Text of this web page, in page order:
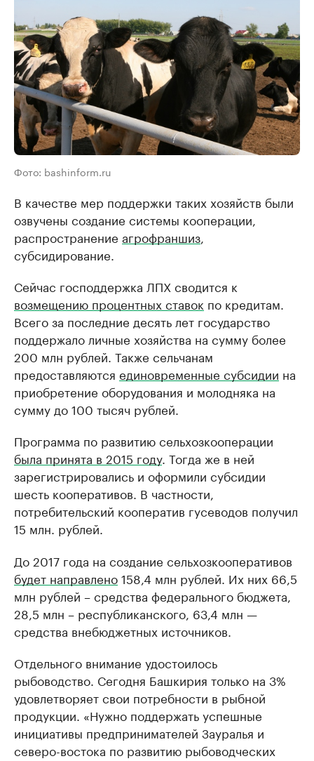
Фото: bashinform.ru
В качестве мер поддержки таких хозяйств были
озвучены создание системы кооперации,
распространение агрофраншиз,
субсидирование.
Сейчас господдержка ЛПХ сводится к
возмещению процентных ставок по кредитам.
Всего за последние десять лет государство
поддержало личные хозяйства на сумму более
200 млн рублей. Также сельчанам
предоставляются единовременные субсидии на
приобретение оборудования и молодняка на
сумму до 100 тысяч рублей.
Программа по развитию сельхозкооперации
была принята в 2015 году. Тогда же в ней
зарегистрировались и оформили субсидии
шесть кооперативов. В частности,
потребительский кооператив гусеводов получил
15 млн. рублей.
До 2017 года на создание сельхозкооперативов
будет направлено158,4 млн рублей. Их них 66,5
млн рублей – средства федерального бюджета,
28,5 млн – республиканского, 63,4 млн —
средства внебюджетных источников.
Отдельного внимание удостоилось
рыбоводство. Сегодня Башкирия только на 3%
удовлетворяет свои потребности в рыбной
продукции. «Нужно поддержать успешные
инициативы предпринимателей Зауралья и
северо-востока по развитию рыбоводческих